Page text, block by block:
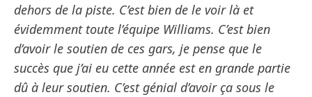
dehors de la piste. C’est bien de le voir là et
évidemment toute l’équipe Williams. C’est bien
d’avoir le soutien de ces gars, je pense que le
succès que j’ai eu cette année est en grande partie
dû à leur soutien. C’est génial d’avoir ça sous le